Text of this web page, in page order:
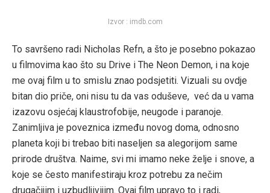
Izvor : imdb.com
To savršeno radi Nicholas Refn, a što je posebno pokazao
u filmovima kao što su Drive i The Neon Demon, i na koje
me ovaj film u to smislu znao podsjetiti. Vizuali su ovdje
bitan dio priče, oni nisu tu da vas oduševe, već da u vama
izazovu osjećaj klaustrofobije, neugode i paranoje.
Zanimljiva je poveznica između novog doma, odnosno
planeta koji bi trebao biti naseljen sa alegorijom same
prirode društva. Naime, svi mi imamo neke želje i snove, a
koje se često manifestiraju kroz potrebu za nečim
drugačijim i uzbudljivijim. Ovaj film upravo to i radi,